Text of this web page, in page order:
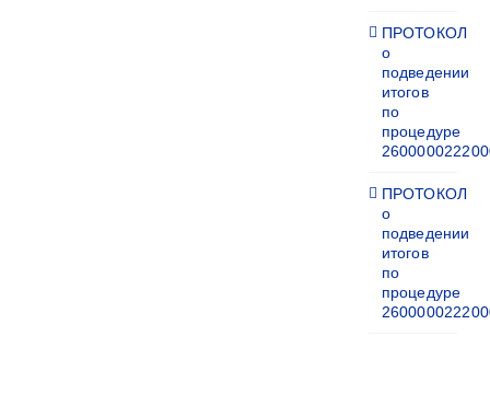
ПРОТОКОЛ
о
подведении
итогов
по
процедуре
ПРОТОКОЛ
о
подведении
итогов
по
процедуре